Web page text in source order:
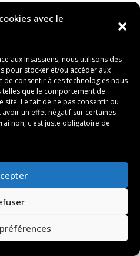
avec le
aux Insassiens, nous utilisons des
pour stocker et/ou accéder aux
consentir à ces technologies nous
que le comportement de
site. Le fait de ne pas consentir ou
un effet négatif sur certaines
non, c'est juste obligatoire de
les fichiers ici
les fichiers
sur 1000
-mentions légales